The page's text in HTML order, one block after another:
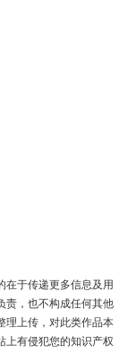
在于传递更多信息及用
责，也不构成任何其他
理上传，对此类作品本
上有侵犯您的知识产权